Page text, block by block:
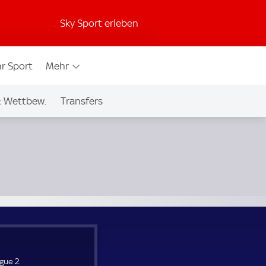
Sky Sport erleben
Sport Mehr
Wettbew. Transfers
2.